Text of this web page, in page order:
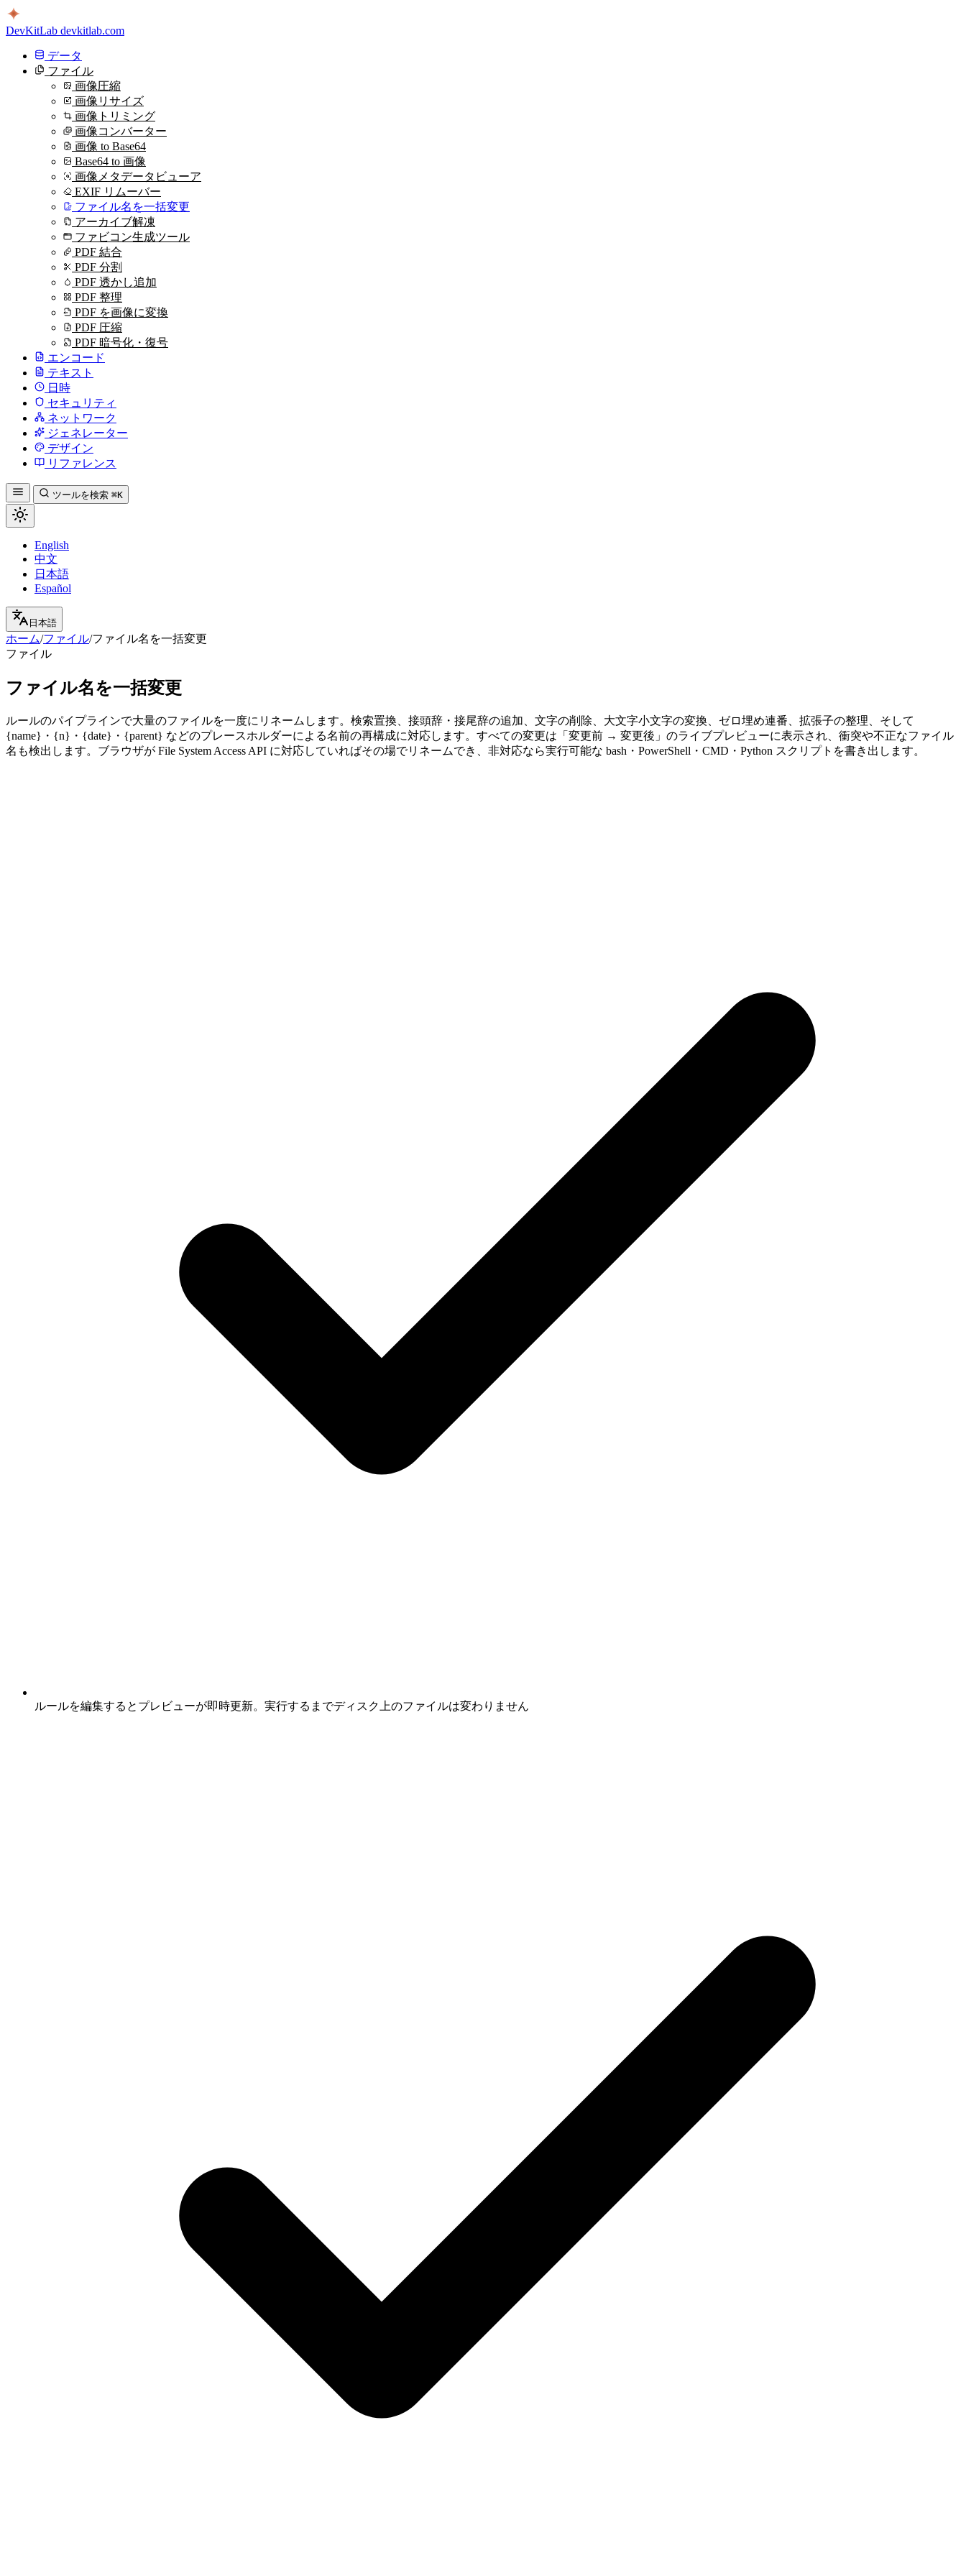
DevKitLab devkitlab.com
データ
ファイル
画像圧縮
画像リサイズ
画像トリミング
画像コンバーター
画像 to Base64
Base64 to 画像
画像メタデータビューア
EXIF リムーバー
ファイル名を一括変更
アーカイブ解凍
ファビコン生成ツール
PDF 結合
PDF 分割
PDF 透かし追加
PDF 整理
PDF を画像に変換
PDF 圧縮
PDF 暗号化・復号
エンコード
テキスト
日時
セキュリティ
ネットワーク
ジェネレーター
デザイン
リファレンス
ツールを検索 ⌘K
English
中文
日本語
Español
日本語
ホーム/ファイル/ファイル名を一括変更
ファイル
ファイル名を一括変更
ルールのパイプラインで大量のファイルを一度にリネームします。検索置換、接頭辞・接尾辞の追加、文字の削除、大文字小文字の変換、ゼロ埋め連番、拡張子の整理、そして
{name}・{n}・{date}・{parent} などのプレースホルダーによる名前の再構成に対応します。すべての変更は「変更前 → 変更後」のライブプレビューに表示され、衝突や不正なファイル
名も検出します。ブラウザが File System Access API に対応していればその場でリネームでき、非対応なら実行可能な bash・PowerShell・CMD・Python スクリプトを書き出します。
ルールを編集するとプレビューが即時更新。実行するまでディスク上のファイルは変わりません